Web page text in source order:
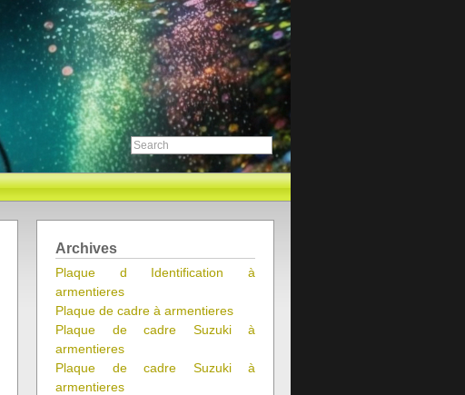
Archives
Plaque d Identification à
armentieres
Plaque de cadre à armentieres
Plaque de cadre Suzuki à
armentieres
Plaque de cadre Suzuki à
armentieres